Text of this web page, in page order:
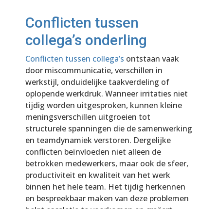
Conflicten tussen
collega’s onderling
Conflicten tussen collega’s ontstaan vaak
door miscommunicatie, verschillen in
werkstijl, onduidelijke taakverdeling of
oplopende werkdruk. Wanneer irritaties niet
tijdig worden uitgesproken, kunnen kleine
meningsverschillen uitgroeien tot
structurele spanningen die de samenwerking
en teamdynamiek verstoren. Dergelijke
conflicten beïnvloeden niet alleen de
betrokken medewerkers, maar ook de sfeer,
productiviteit en kwaliteit van het werk
binnen het hele team. Het tijdig herkennen
en bespreekbaar maken van deze problemen